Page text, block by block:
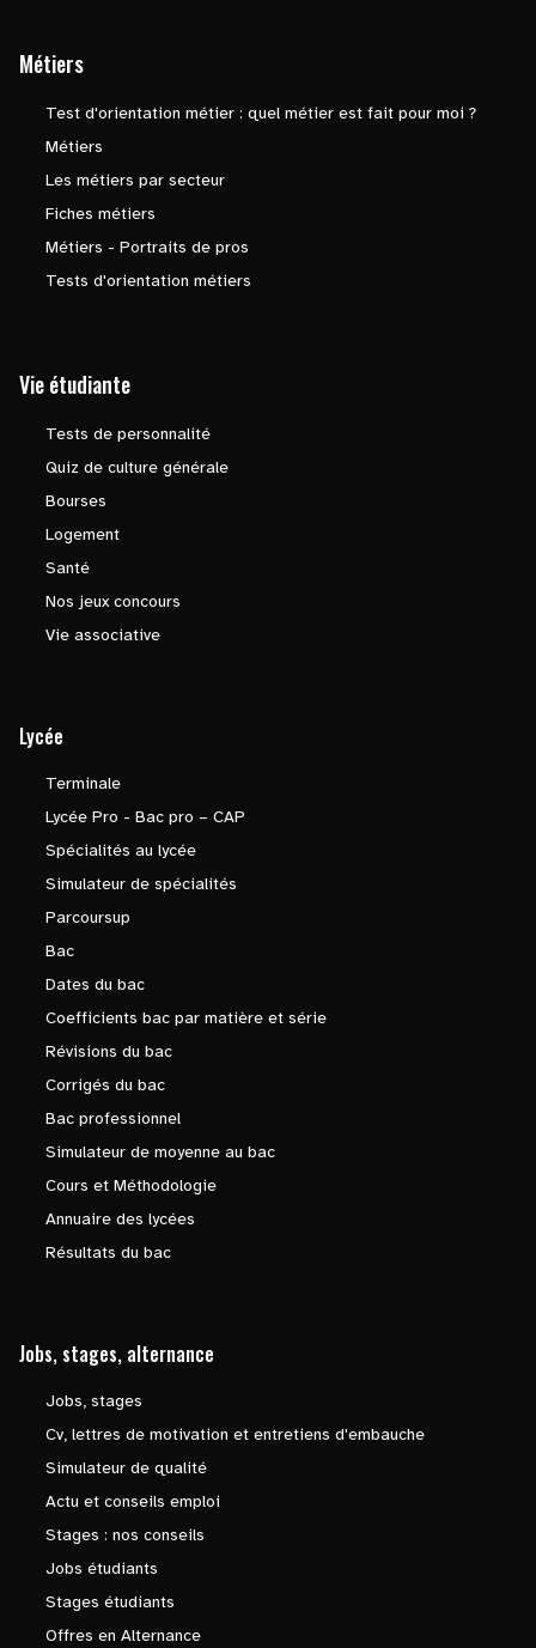
Métiers
Test d'orientation métier : quel métier est fait pour moi ?
Métiers
Les métiers par secteur
Fiches métiers
Métiers - Portraits de pros
Tests d'orientation métiers
Vie étudiante
Tests de personnalité
Quiz de culture générale
Bourses
Logement
Santé
Nos jeux concours
Vie associative
Lycée
Terminale
Lycée Pro - Bac pro – CAP
Spécialités au lycée
Simulateur de spécialités
Parcoursup
Bac
Dates du bac
Coefficients bac par matière et série
Révisions du bac
Corrigés du bac
Bac professionnel
Simulateur de moyenne au bac
Cours et Méthodologie
Annuaire des lycées
Résultats du bac
Jobs, stages, alternance
Jobs, stages
Cv, lettres de motivation et entretiens d'embauche
Simulateur de qualité
Actu et conseils emploi
Stages : nos conseils
Jobs étudiants
Stages étudiants
Offres en Alternance